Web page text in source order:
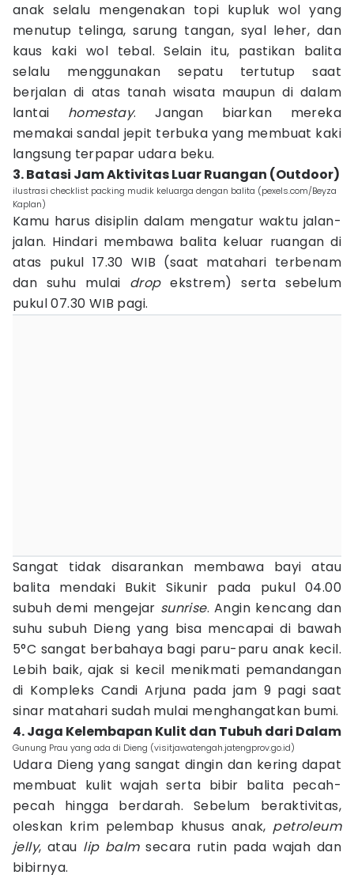
anak selalu mengenakan topi kupluk wol yang
menutup telinga, sarung tangan, syal leher, dan
kaus kaki wol tebal. Selain itu, pastikan balita
selalu menggunakan sepatu tertutup saat
berjalan di atas tanah wisata maupun di dalam
lantai homestay. Jangan biarkan mereka
memakai sandal jepit terbuka yang membuat kaki
langsung terpapar udara beku.
3. Batasi Jam Aktivitas Luar Ruangan (Outdoor)
ilustrasi checklist packing mudik keluarga dengan balita (pexels.com/Beyza
Kaplan)
Kamu harus disiplin dalam mengatur waktu jalan-
jalan. Hindari membawa balita keluar ruangan di
atas pukul 17.30 WIB (saat matahari terbenam
dan suhu mulai dropekstrem) serta sebelum
pukul 07.30 WIB pagi.
Sangat tidak disarankan membawa bayi atau
balita mendaki Bukit Sikunir pada pukul 04.00
subuh demi mengejar sunrise. Angin kencang dan
suhu subuh Dieng yang bisa mencapai di bawah
5°C sangat berbahaya bagi paru-paru anak kecil.
Lebih baik, ajak si kecil menikmati pemandangan
di Kompleks Candi Arjuna pada jam 9 pagi saat
sinar matahari sudah mulai menghangatkan bumi.
4. Jaga Kelembapan Kulit dan Tubuh dari Dalam
Gunung Prau yang ada di Dieng (visitjawatengah.jatengprov.go.id)
Udara Dieng yang sangat dingin dan kering dapat
membuat kulit wajah serta bibir balita pecah-
pecah hingga berdarah. Sebelum beraktivitas,
oleskan krim pelembap khusus anak, petroleum
jelly, atau lip balmsecara rutin pada wajah dan
bibirnya.